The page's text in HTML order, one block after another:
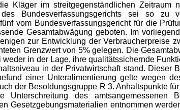
Kläger im streitgegenständlichen Zeitraum
Bundesverfassungsgerichts sei so
vom Bundesverfassungsgericht für die
Gesamtabwägung geboten. Im
zur Entwicklung der Verbraucherpreise
Grenzwert von 5% gelegen. Die
in der Lage, ihre qualitätssichernde
in der Privatwirtschaft stand. Dieser
einer Unteralimentierung gelte wegen
der Besoldungsgruppe R 3. Anhaltspunkte
des amtsangemessenen
Gesetzgebungsmaterialien entnommen